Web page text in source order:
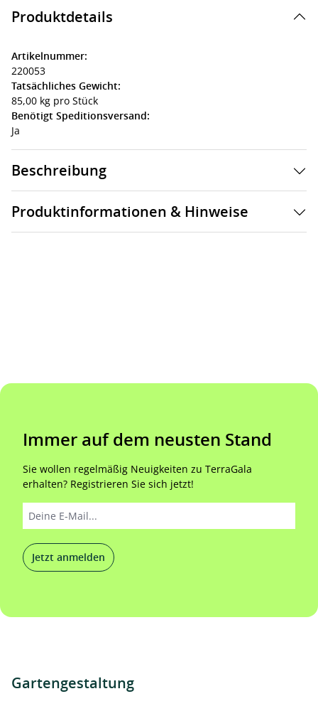
Produktdetails
Artikelnummer:
220053
Tatsächliches Gewicht:
85,00 kg pro Stück
Benötigt Speditionsversand:
Ja
Beschreibung
Produktinformationen & Hinweise
Immer auf dem neusten Stand
Sie wollen regelmäßig Neuigkeiten zu TerraGala
erhalten? Registrieren Sie sich jetzt!
Jetzt anmelden
Gartengestaltung